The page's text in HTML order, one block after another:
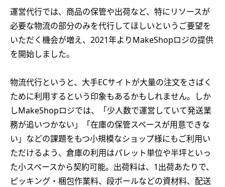
運営代行では、商品の保管や出荷など、特にリソースが
必要な物流の部分のみを代行してほしいというご要望を
いただく機会が増え、2021年よりMakeShopロジの提供
を開始しました。
物流代行というと、大手ECサイトが大量の注文をさばく
ために利用するという印象もあるかもしれません。しか
しMakeShopロジでは、「少人数で運営していて発送業
務が追いつかない」「在庫の保管スペースが用意できな
い」などの課題をもつ小規模なショップ様にもご利用い
ただけるよう、倉庫の利用はパレット単位や半坪といっ
た小スペースから契約可能。出荷料は、1出荷あたりで、
ピッキング・梱包作業料、段ボールなどの資材料、配送